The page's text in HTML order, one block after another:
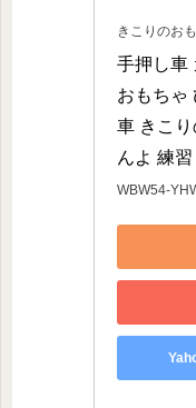
きこりのお
手押し車
おもちゃ
車 きこ
んよ 練
WBW54-